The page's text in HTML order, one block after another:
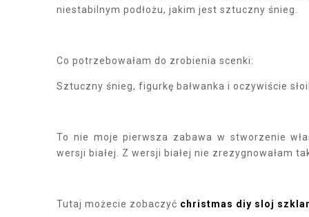
niestabilnym podłożu, jakim jest sztuczny śnieg.
Co potrzebowałam do zrobienia scenki:
Sztuczny śnieg, figurkę bałwanka i oczywiście
To nie moje pierwsza zabawa w stworzenie
wersji białej. Z wersji białej nie zrezygnowałam
Tutaj możecie zobaczyć christmas diy sloj